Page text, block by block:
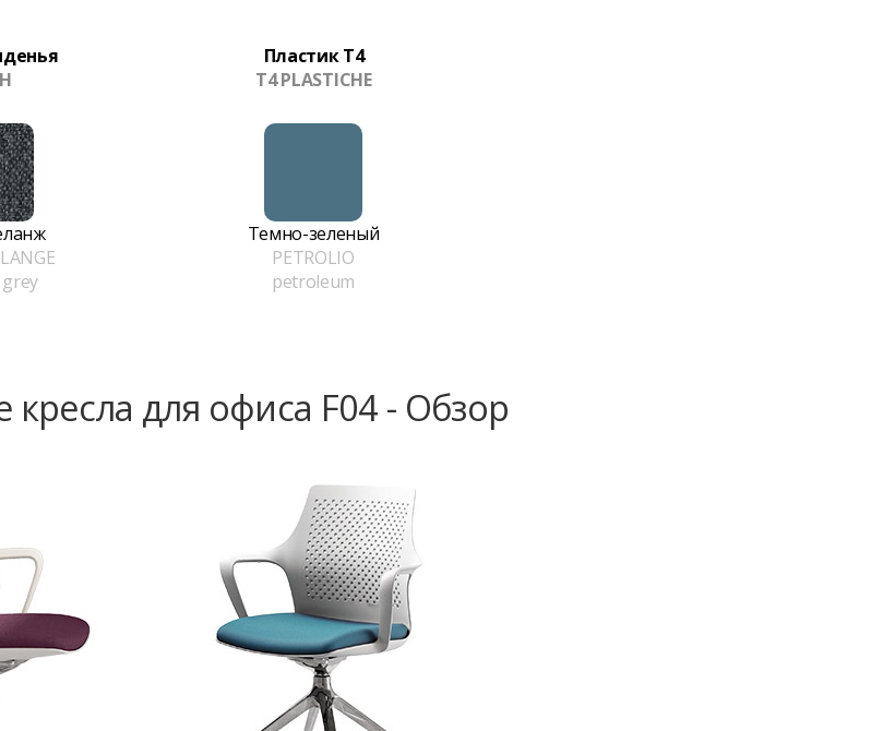
Пластик T4
T4 PLASTICHE
Темно-зеленый
PETROLIO
petroleum
кресла для офиса F04 - Обзор